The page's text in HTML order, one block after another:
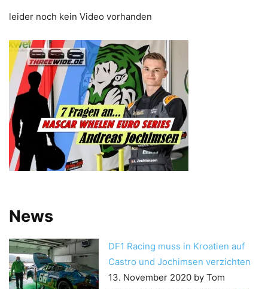
leider noch kein Video vorhanden
News
DF1 Racing muss in Kroatien auf
Castro und Jochimsen verzichten
13. November 2020 by Tom